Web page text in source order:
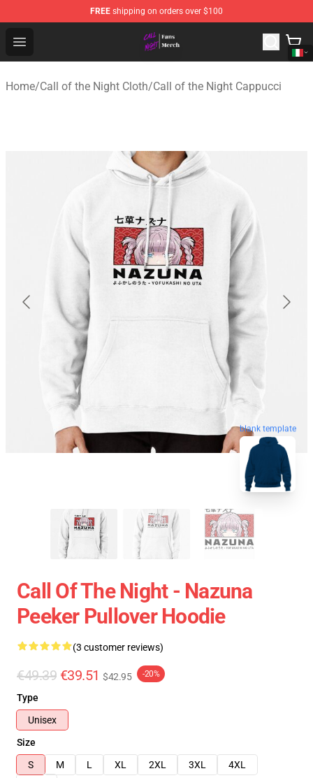
FREE shipping on orders over $100
Open menu
Call of the Night Store - Official Call of the Night
Home/Call of the Night Cloth/Call of the Night Cappucci
blank template
Call Of The Night - Nazuna
Peeker Pullover Hoodie
(3 customer reviews)
€49.39 €39.51 $42.95 -20%
Type
Unisex
Size
S
M L XL 2XL 3XL
4XL